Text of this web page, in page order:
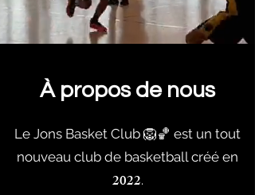
À propos de nous
Le Jons Basket Club 🦁🏀 est un tout
nouveau club de basketball créé en
2022.